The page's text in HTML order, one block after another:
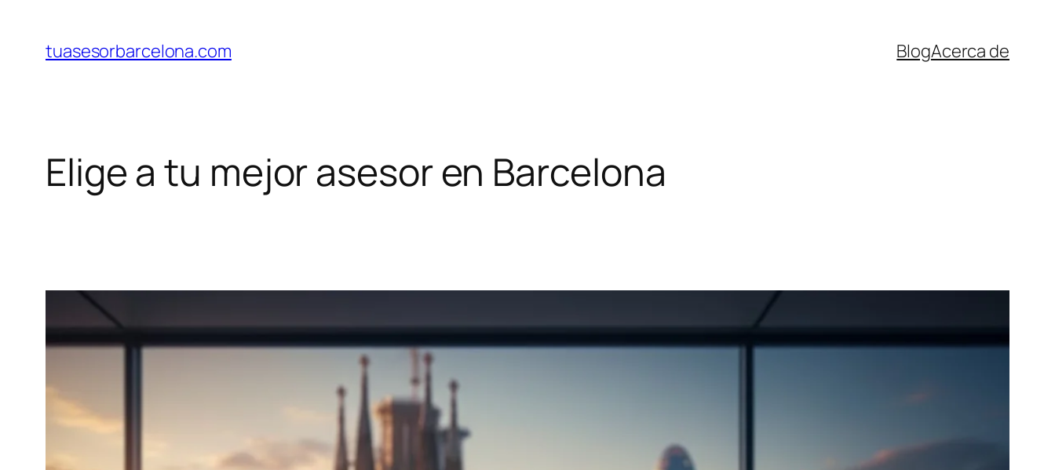
contenido
tuasesorbarcelona.com BlogAcerca de
Elige a tu mejor asesor en Barcelona